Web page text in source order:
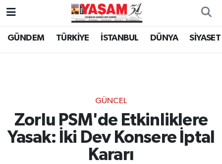
GÜNDEM TÜRKİYE İSTANBUL DÜNYA SİYASET
GÜNCEL
Zorlu PSM'de Etkinliklere
Yasak: İki Dev Konsere İptal
Kararı